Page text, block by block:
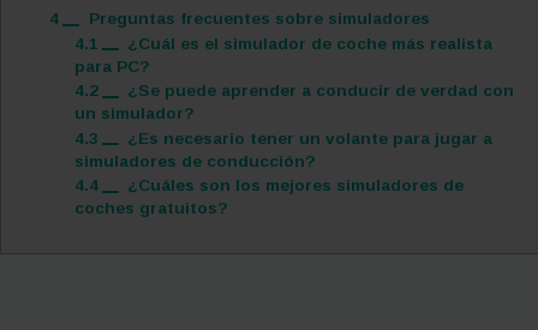
4
Preguntas frecuentes sobre simuladores
4.1
¿Cuál es el simulador de coche más realista
para PC?
4.2
¿Se puede aprender a conducir de verdad con
un simulador?
4.3
¿Es necesario tener un volante para jugar a
simuladores de conducción?
4.4
¿Cuáles son los mejores simuladores de
coches gratuitos?